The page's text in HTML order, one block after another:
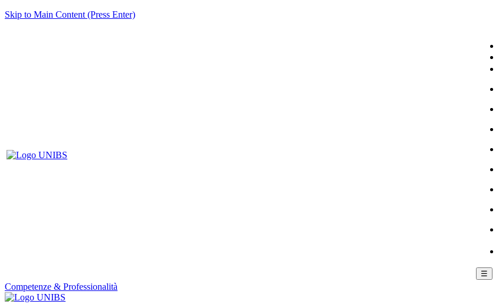
Skip to Main Content (Press Enter)
☰
Competenze & Professionalità